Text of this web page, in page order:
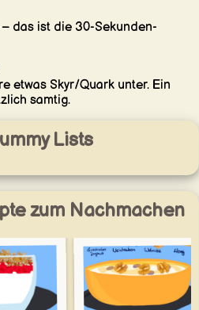
das ist die 30-Sekunden-
etwas Skyr/Quark unter. Ein
samtig.
Lists
zum Nachmachen